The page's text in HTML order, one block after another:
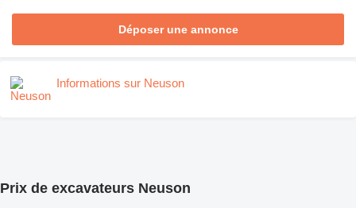
Déposer une annonce
Informations sur Neuson
Prix de excavateurs Neuson